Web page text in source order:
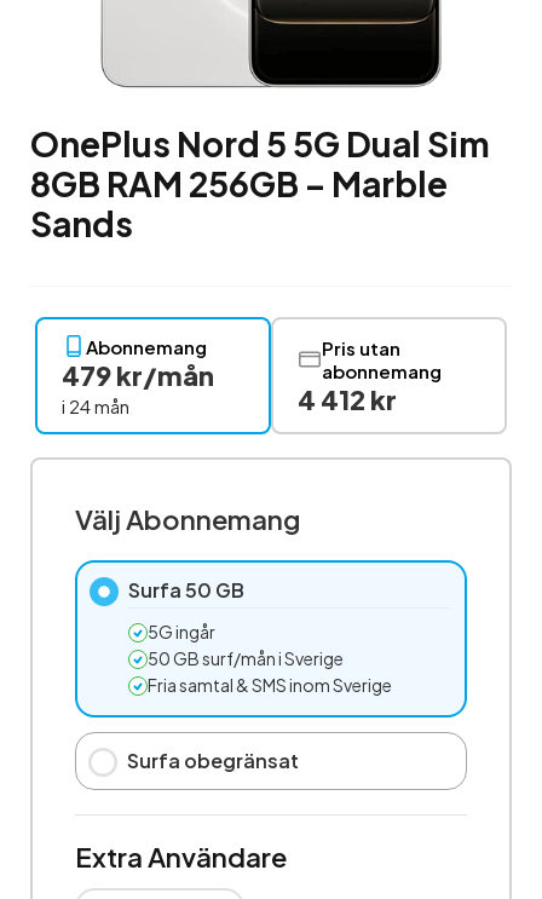
OnePlus Nord 5 5G Dual Sim
8GB RAM 256GB – Marble
Sands
Abonnemang
479 kr/mån
i 24 mån
Pris utan
abonnemang
4 412 kr
Välj Abonnemang
Surfa 50 GB
5G ingår
50 GB surf/mån i Sverige
Fria samtal & SMS inom Sverige
Surfa obegränsat
Extra Användare